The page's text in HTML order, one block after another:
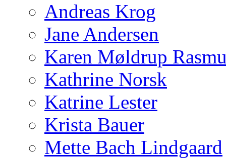
Andreas Krog
Jane Andersen
Karen Møldrup
Kathrine Norsk
Katrine Lester
Krista Bauer
Mette Bach Lindgaard